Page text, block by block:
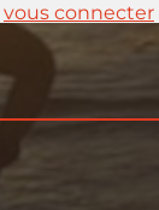
vous connecter